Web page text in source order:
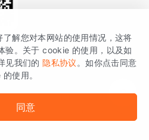
货
与增长的品牌，核心平台为 GrowingIO
分析云。
解您对本网站的使用情况，这将
验。关于 cookie 的使用，以及如
见我们的 隐私协议 。如你点击同意
使用。
同意